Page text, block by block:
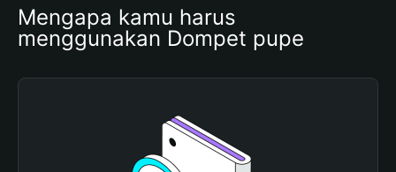
Mengapa kamu harus
menggunakan Dompet pupe